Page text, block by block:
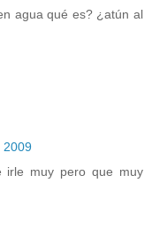
agua qué es? ¿atún al
2009
irle muy pero que muy